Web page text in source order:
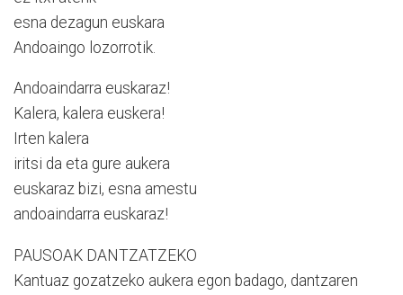
esna dezagun euskara
Andoaingo lozorrotik.
Andoaindarra euskaraz!
Kalera, kalera euskera!
Irten kalera
iritsi da eta gure aukera
euskaraz bizi, esna amestu
andoaindarra euskaraz!
PAUSOAK DANTZATZEKO
Kantuaz gozatzeko aukera egon badago, dantzaren